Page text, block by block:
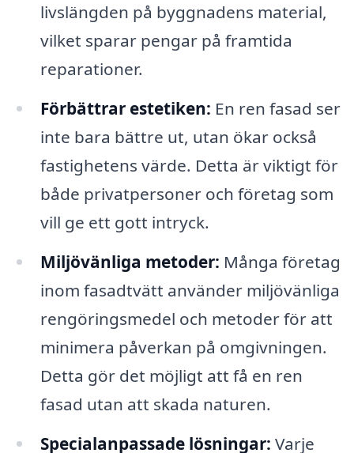
livslängden på byggnadens material,
vilket sparar pengar på framtida
reparationer.
Förbättrar estetiken: En ren fasad ser
inte bara bättre ut, utan ökar också
fastighetens värde. Detta är viktigt för
både privatpersoner och företag som
vill ge ett gott intryck.
Miljövänliga metoder: Många företag
inom fasadtvätt använder miljövänliga
rengöringsmedel och metoder för att
minimera påverkan på omgivningen.
Detta gör det möjligt att få en ren
fasad utan att skada naturen.
Specialanpassade lösningar: Varje